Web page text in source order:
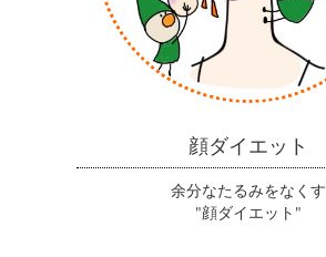
顔ダイエット
余分なたるみをなくす
"顔ダイエット"